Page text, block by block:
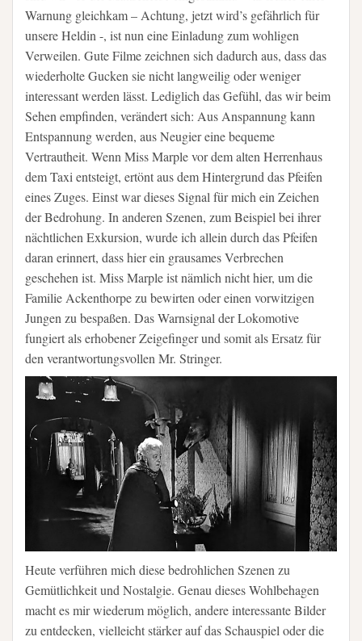
Warnung gleichkam – Achtung, jetzt wird’s gefährlich für
unsere Heldin -, ist nun eine Einladung zum wohligen
Verweilen. Gute Filme zeichnen sich dadurch aus, dass das
wiederholte Gucken sie nicht langweilig oder weniger
interessant werden lässt. Lediglich das Gefühl, das wir beim
Sehen empfinden, verändert sich: Aus Anspannung kann
Entspannung werden, aus Neugier eine bequeme
Vertrautheit. Wenn Miss Marple vor dem alten Herrenhaus
dem Taxi entsteigt, ertönt aus dem Hintergrund das Pfeifen
eines Zuges. Einst war dieses Signal für mich ein Zeichen
der Bedrohung. In anderen Szenen, zum Beispiel bei ihrer
nächtlichen Exkursion, wurde ich allein durch das Pfeifen
daran erinnert, dass hier ein grausames Verbrechen
geschehen ist. Miss Marple ist nämlich nicht hier, um die
Familie Ackenthorpe zu bewirten oder einen vorwitzigen
Jungen zu bespaßen. Das Warnsignal der Lokomotive
fungiert als erhobener Zeigefinger und somit als Ersatz für
den verantwortungsvollen Mr. Stringer.
Heute verführen mich diese bedrohlichen Szenen zu
Gemütlichkeit und Nostalgie. Genau dieses Wohlbehagen
macht es mir wiederum möglich, andere interessante Bilder
zu entdecken, vielleicht stärker auf das Schauspiel oder die